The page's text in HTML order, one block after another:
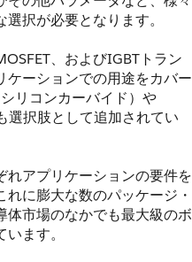
択が必要となります。
、およびIGBTトラン
ケーションでの用途をカバー
リコンカーバイド）や
選択肢として追加されてい
れアプリケーションの要件を
に膨大な数のパッケージ・
体市場のなかでも最大級のボ
ます。